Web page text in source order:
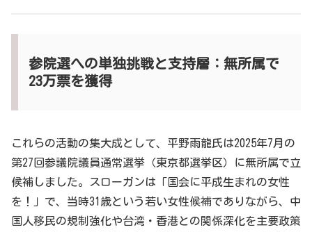
参院選への単独挑戦と支持層：無所属で
23万票を獲得
これらの活動の集大成として、平野雨龍氏は2025年7月の
第27回参議院議員通常選挙（東京都選挙区）に無所属で立
候補しました。スローガンは「国会に平成生まれの女性
を！」で、当時31歳という若い女性候補でありながら、中
国人移民の規制強化や台湾・香港との関係深化を主要政策